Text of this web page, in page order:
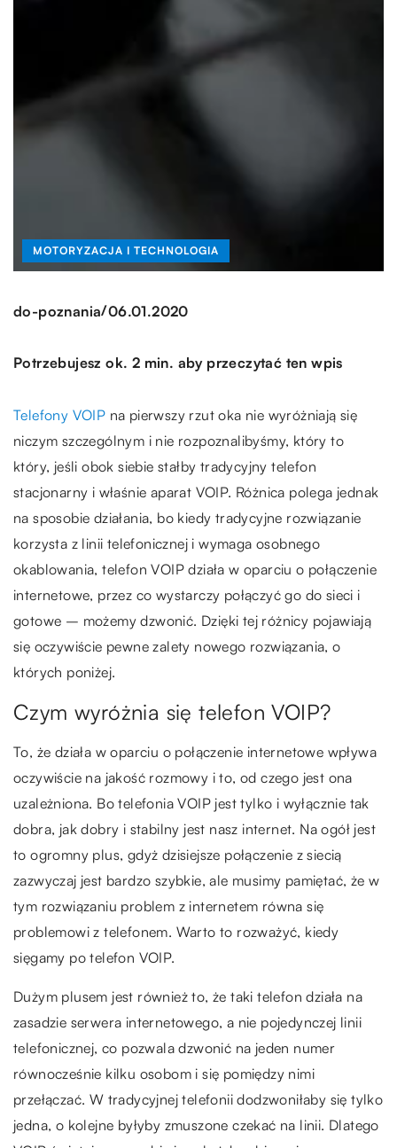
MOTORYZACJA I TECHNOLOGIA
do-poznania/06.01.2020
Potrzebujesz ok. 2 min. aby przeczytać ten wpis
Telefony VOIP na pierwszy rzut oka nie wyróżniają się
niczym szczególnym i nie rozpoznalibyśmy, który to
który, jeśli obok siebie stałby tradycyjny telefon
stacjonarny i właśnie aparat VOIP. Różnica polega jednak
na sposobie działania, bo kiedy tradycyjne rozwiązanie
korzysta z linii telefonicznej i wymaga osobnego
okablowania, telefon VOIP działa w oparciu o połączenie
internetowe, przez co wystarczy połączyć go do sieci i
gotowe – możemy dzwonić. Dzięki tej różnicy pojawiają
się oczywiście pewne zalety nowego rozwiązania, o
których poniżej.
Czym wyróżnia się telefon VOIP?
To, że działa w oparciu o połączenie internetowe wpływa
oczywiście na jakość rozmowy i to, od czego jest ona
uzależniona. Bo telefonia VOIP jest tylko i wyłącznie tak
dobra, jak dobry i stabilny jest nasz internet. Na ogół jest
to ogromny plus, gdyż dzisiejsze połączenie z siecią
zazwyczaj jest bardzo szybkie, ale musimy pamiętać, że w
tym rozwiązaniu problem z internetem równa się
problemowi z telefonem. Warto to rozważyć, kiedy
sięgamy po telefon VOIP.
Dużym plusem jest również to, że taki telefon działa na
zasadzie serwera internetowego, a nie pojedynczej linii
telefonicznej, co pozwala dzwonić na jeden numer
równocześnie kilku osobom i się pomiędzy nimi
przełączać. W tradycyjnej telefonii dodzwoniłaby się tylko
jedna, o kolejne byłyby zmuszone czekać na linii. Dlatego